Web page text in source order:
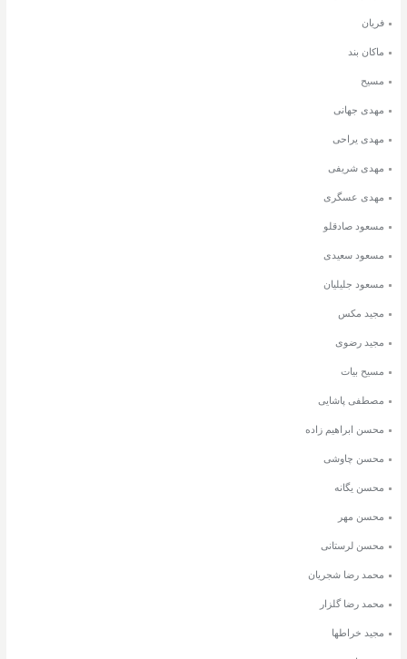
فریان
ماکان بند
مسیح
مهدی جهانی
مهدی یراحی
مهدی شریفی
مهدی عسگری
مسعود صادقلو
مسعود سعیدی
مسعود جلیلیان
مجید مکس
مجید رضوی
مسیح بیات
مصطفی پاشایی
محسن ابراهیم زاده
محسن چاوشی
محسن یگانه
محسن مهر
محسن لرستانی
محمد رضا شجریان
محمد رضا گلزار
مجید خراطها